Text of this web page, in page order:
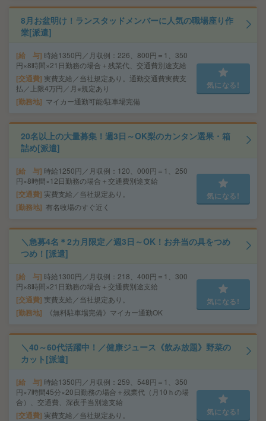
8月お盆明け！ランスタッドメンバーに人気の職場座り作
業[派遣]
給 与 時給1350円／月収例：226、800円＝1、350
円×8時間×21日勤務の場合＋残業代、交通費別途支給
交通費 実費支給／当社規定あり。通勤交通費実費支
払／上限4万円／月※規定あり
勤務地 マイカー通勤可能/駐車場完備
気になる!
20名以上の大量募集！週3日～OK梨のカンタン選果・箱
詰め[派遣]
給 与 時給1250円／月収例：120、000円＝1、250
円×8時間×12日勤務の場合＋交通費別途支給
交通費 実費支給／当社規定あり。
勤務地 有名牧場のすぐ近く
気になる!
＼急募4名＊2カ月限定／週3日～OK！お弁当の具をつめ
つめ！[派遣]
給 与 時給1300円／月収例：218、400円＝1、300
円×8時間×21日勤務の場合＋交通費別途支給
交通費 実費支給／当社規定あり。
勤務地 《無料駐車場完備》マイカー通勤OK
気になる!
＼40～60代活躍中！／健康ジュース《飲み放題》野菜の
カット[派遣]
給 与 時給1350円／月収例：259、548円＝1、350
円×7時間45分×20日勤務の場合＋残業代（月10ｈの場
合）、交通費、深夜手当別途支給
交通費 実費支給／当社規定あり。 気になる!